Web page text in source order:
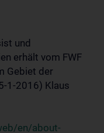
und
erhält vom FWF
Gebiet der
1-2016) Klaus
en/about-